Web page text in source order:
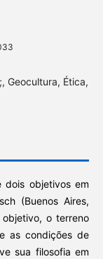
Geocultura, Ética,
dois objetivos em
(Buenos Aires,
o terreno
e as condições de
sua filosofia em